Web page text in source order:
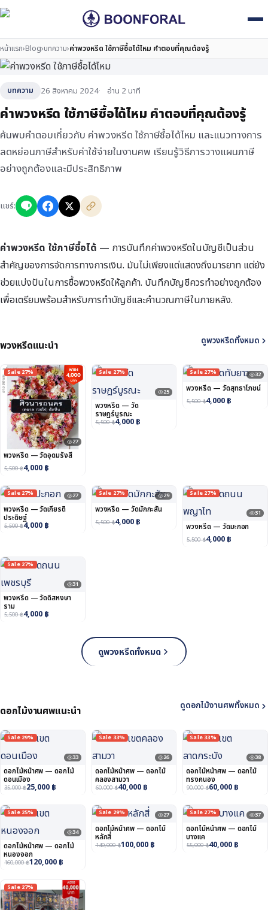
หน้าแรก›Blog›บทความ›ค่าพวงหรีด ใช้ภาษีซื้อได้ไหม คำตอบที่คุณต้องรู้
บทความ 26 สิงหาคม 2024 อ่าน 2 นาที
ค่าพวงหรีด ใช้ภาษีซื้อได้ไหม คำตอบที่คุณต้องรู้
ค้นพบคำตอบเกี่ยวกับ ค่าพวงหรีด ใช้ภาษีซื้อได้ไหม และแนวทางการ
ลดหย่อนภาษีสำหรับค่าใช้จ่ายในงานศพ เรียนรู้วิธีการวางแผนภาษี
อย่างถูกต้องและมีประสิทธิภาพ
แชร์:
ค่าพวงหรีด ใช้ภาษีซื้อได้ — การบันทึกค่าพวงหรีดในบัญชีเป็นส่วน
สำคัญของการจัดการทางการเงิน. มันไม่เพียงแต่แสดงถึงมารยาท แต่ยัง
ช่วยแบ่งปันในการซื้อพวงหรีดให้ลูกค้า. บันทึกบัญชีควรทำอย่างถูกต้อง
เพื่อเตรียมพร้อมสำหรับการทำบัญชีและคำนวณภาษีในภายหลัง.
พวงหรีดแนะนำ ดูพวงหรีดทั้งหมด
Sale 27%
27
พวงหรีด — วัดอุดมรังสี
5,500฿4,000 ฿
Sale 27%
25
พวงหรีด — วัด
ราษฎร์บูรณะ
5,500฿4,000 ฿
Sale 27% 32
พวงหรีด — วัดสุทธาโภชน์
5,500฿4,000 ฿
Sale 27% 27
พวงหรีด — วัดเกียรติ
ประดิษฐ์
5,500฿4,000 ฿
Sale 27% 29
พวงหรีด — วัดมักกะสัน
5,500฿4,000 ฿
Sale 27%
31
พวงหรีด — วัดมะกอก
5,500฿4,000 ฿
Sale 27%
31
พวงหรีด — วัดดิสหงษา
ราม
5,500฿4,000 ฿
ดูพวงหรีดทั้งหมด
ดอกไม้งานศพแนะนำ ดูดอกไม้งานศพทั้งหมด
Sale 29%
33
ดอกไม้หน้าศพ — ดอกไม้
ดอนเมือง
35,000฿25,000 ฿
Sale 33%
26
ดอกไม้หน้าศพ — ดอกไม้
คลองสามวา
60,000฿40,000 ฿
Sale 33%
38
ดอกไม้หน้าศพ — ดอกไม้
ทรงคนอง
90,000฿60,000 ฿
Sale 25%
34
ดอกไม้หน้าศพ — ดอกไม้
หนองจอก
160,000฿120,000 ฿
Sale 29% 27
ดอกไม้หน้าศพ — ดอกไม้
หลักสี่
140,000฿100,000 ฿
Sale 27% 37
ดอกไม้หน้าศพ — ดอกไม้
บางแค
55,000฿40,000 ฿
Sale 27%